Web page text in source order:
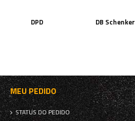
DPD DB Schenker
MEU PEDIDO
STATUS DO PEDIDO